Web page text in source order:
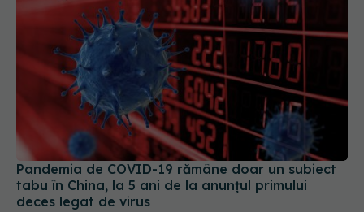
Pandemia de COVID-19 rămâne doar un subiect
tabu în China, la 5 ani de la anunțul primului
deces legat de virus